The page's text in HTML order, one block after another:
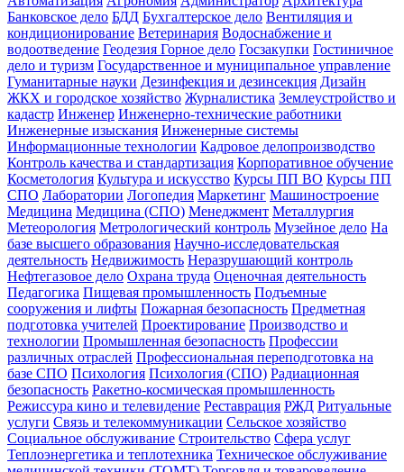
Банковское дело БДД Бухгалтерское дело Вентиляция и
кондиционирование Ветеринария Водоснабжение и
водоотведение Геодезия Горное дело Госзакупки Гостиничное
дело и туризм Государственное и муниципальное управление
Гуманитарные науки Дезинфекция и дезинсекция Дизайн
ЖКХ и городское хозяйство Журналистика Землеустройство и
кадастр Инженер Инженерно-технические работники
Инженерные изыскания Инженерные системы
Информационные технологии Кадровое делопроизводство
Контроль качества и стандартизация Корпоративное обучение
Косметология Культура и искусство Курсы ПП ВО Курсы ПП
СПО Лаборатории Логопедия Маркетинг Машиностроение
Медицина Медицина (СПО) Менеджмент Металлургия
Метеорология Метрологический контроль Музейное дело На
базе высшего образования Научно-исследовательская
деятельность Недвижимость Неразрушающий контроль
Нефтегазовое дело Охрана труда Оценочная деятельность
Педагогика Пищевая промышленность Подъемные
сооружения и лифты Пожарная безопасность Предметная
подготовка учителей Проектирование Производство и
технологии Промышленная безопасность Профессии
различных отраслей Профессиональная переподготовка на
базе СПО Психология Психология (СПО) Радиационная
безопасность Ракетно-космическая промышленность
Режиссура кино и телевидение Реставрация РЖД Ритуальные
услуги Связь и телекоммуникации Сельское хозяйство
Социальное обслуживание Строительство Сфера услуг
Теплоэнергетика и теплотехника Техническое обслуживание